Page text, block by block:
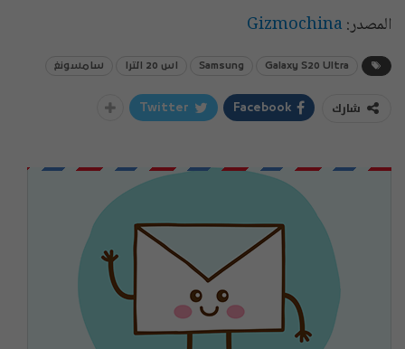
المصدر: Gizmochina
Galaxy S20 Ultra
Samsung اس 20 الترا سامسونغ
شارك Facebook
Twitter